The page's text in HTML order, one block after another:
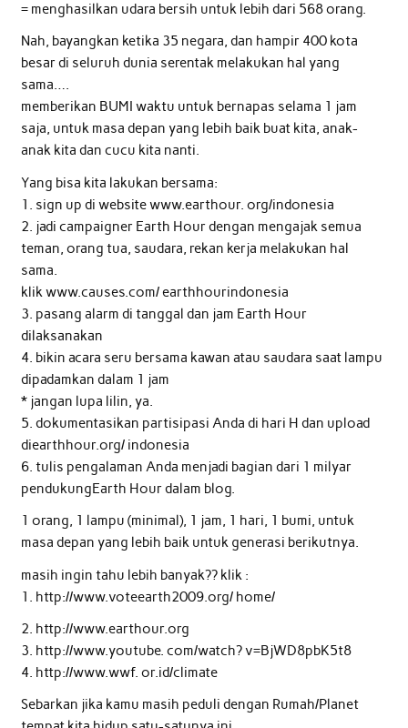
= menghasilkan udara bersih untuk lebih dari 568 orang.
Nah, bayangkan ketika 35 negara, dan hampir 400 kota
besar di seluruh dunia serentak melakukan hal yang
sama….
memberikan BUMI waktu untuk bernapas selama 1 jam
saja, untuk masa depan yang lebih baik buat kita, anak-
anak kita dan cucu kita nanti.
Yang bisa kita lakukan bersama:
1. sign up di website www.earthour. org/indonesia
2. jadi campaigner Earth Hour dengan mengajak semua
teman, orang tua, saudara, rekan kerja melakukan hal
sama.
klik www.causes.com/ earthhourindonesia
3. pasang alarm di tanggal dan jam Earth Hour
dilaksanakan
4. bikin acara seru bersama kawan atau saudara saat lampu
dipadamkan dalam 1 jam
* jangan lupa lilin, ya.
5. dokumentasikan partisipasi Anda di hari H dan upload
diearthhour.org/ indonesia
6. tulis pengalaman Anda menjadi bagian dari 1 milyar
pendukungEarth Hour dalam blog.
1 orang, 1 lampu (minimal), 1 jam, 1 hari, 1 bumi, untuk
masa depan yang lebih baik untuk generasi berikutnya.
masih ingin tahu lebih banyak?? klik :
1. http://www.voteearth2009.org/ home/
2. http://www.earthour.org
3. http://www.youtube. com/watch? v=BjWD8pbK5t8
4. http://www.wwf. or.id/climate
Sebarkan jika kamu masih peduli dengan Rumah/Planet